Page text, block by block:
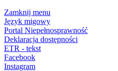
Zamknij menu
Język migowy
Portal Niepełnosprawność
Deklaracja dostępności
ETR - tekst
Facebook
Instagram